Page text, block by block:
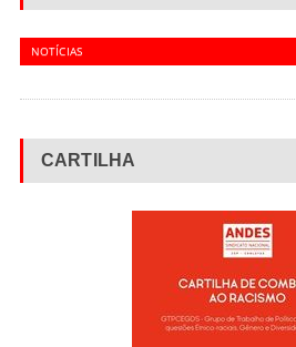
NOTÍCIAS
CARTILHA